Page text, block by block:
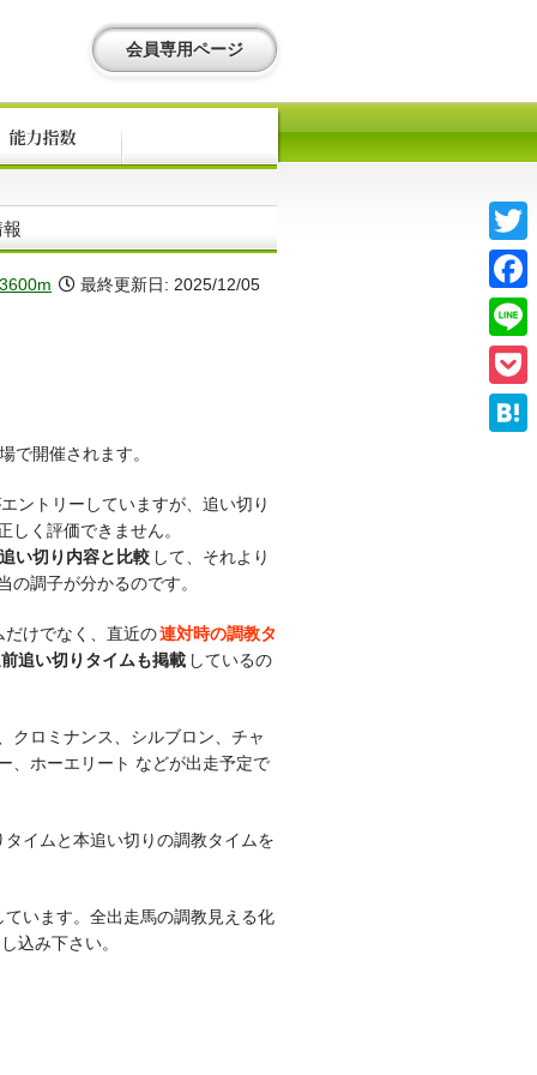
会員専用ページ
最終更新日: 2025/12/05
で開催されます。
ントリーしていますが、追い切り
く評価できません。
い切り内容と比較 して、それより
調子が分かるのです。
けでなく、直近の連対時の調教タ
追い切りタイムも掲載 しているの
クロミナンス、シルブロン、チャ
、ホーエリート などが出走予定で
イムと本追い切りの調教タイムを
います。全出走馬の調教見える化
込み下さい。
Line